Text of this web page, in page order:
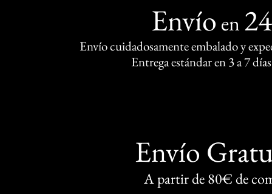
Envío en
Envío cuidadosamente embalado y
Entrega estándar en 3 a 7
Envío
A partir de 80€ de